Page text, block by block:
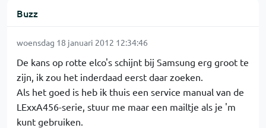
Buzz
woensdag 18 januari 2012 12:34:46
De kans op rotte elco's schijnt bij Samsung erg groot te
zijn, ik zou het inderdaad eerst daar zoeken.
Als het goed is heb ik thuis een service manual van de
LExxA456-serie, stuur me maar een mailtje als je 'm
kunt gebruiken.